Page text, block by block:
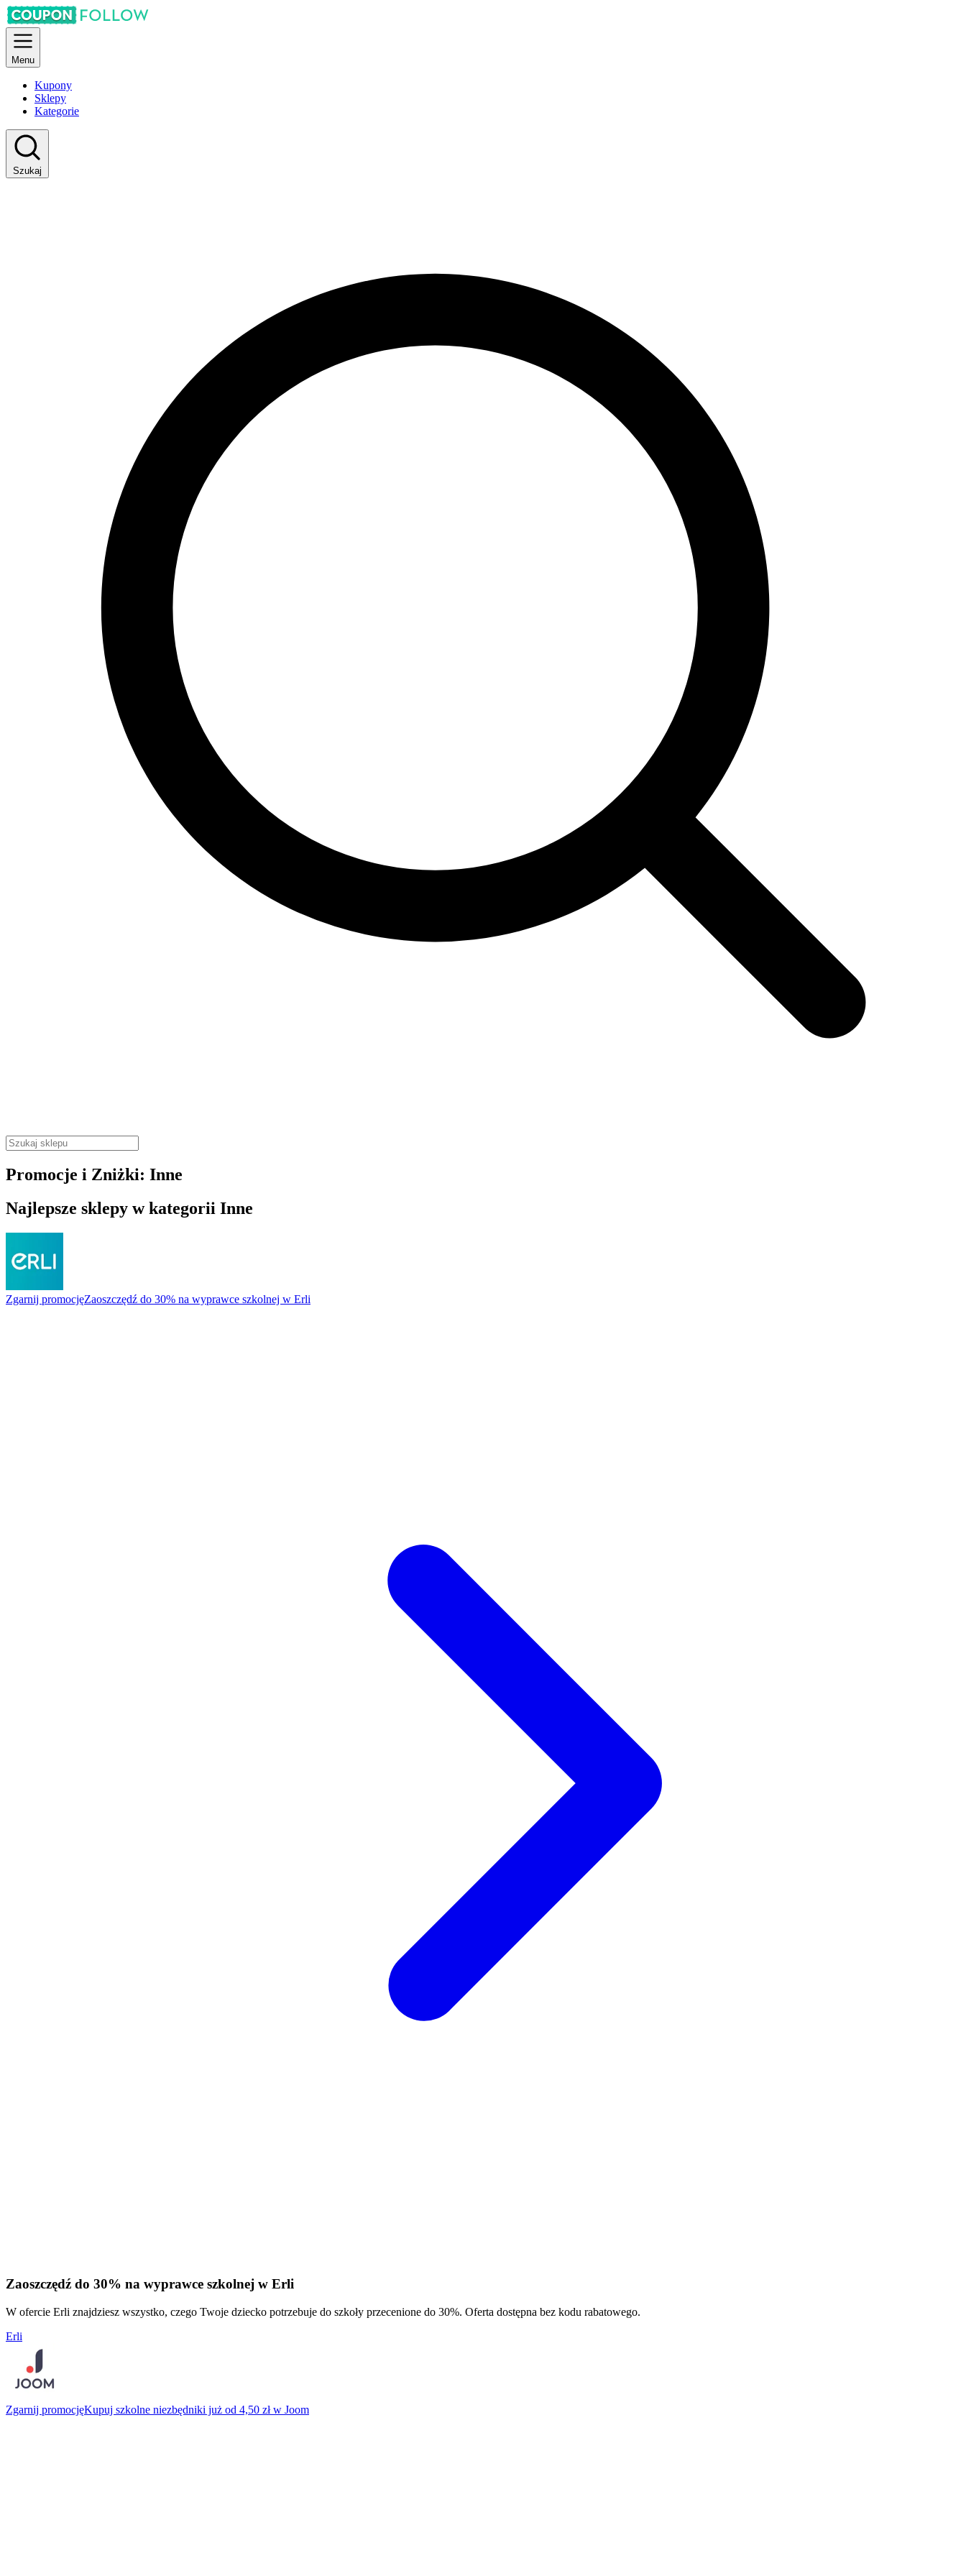
Menu
Kupony
Sklepy
Kategorie
Szukaj
Promocje i Zniżki: Inne
Najlepsze sklepy w kategorii Inne
Zgarnij promocjęZaoszczędź do 30% na wyprawce szkolnej w Erli
Zaoszczędź do 30% na wyprawce szkolnej w Erli
W ofercie Erli znajdziesz wszystko, czego Twoje dziecko potrzebuje do szkoły przecenione do 30%. Oferta dostępna bez kodu rabatowego.
Erli
Zgarnij promocjęKupuj szkolne niezbędniki już od 4,50 zł w Joom